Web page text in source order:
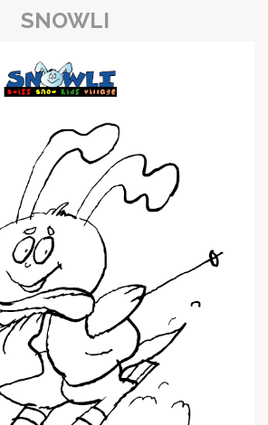
SNOWLI